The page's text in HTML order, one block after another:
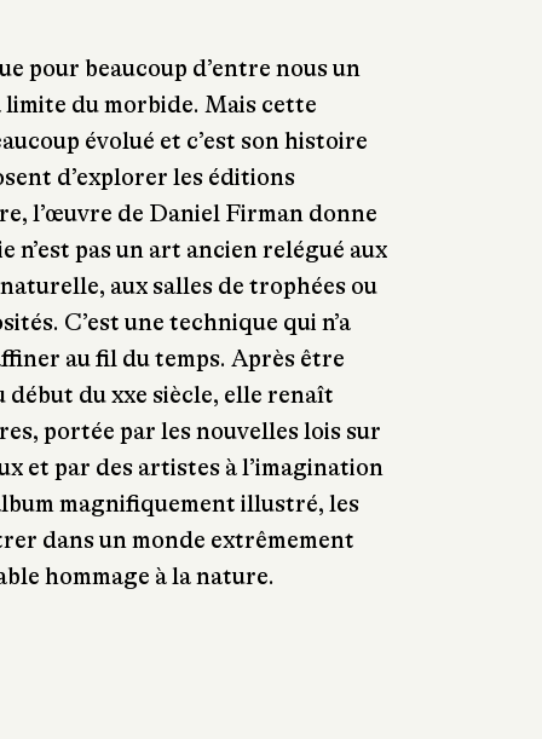
pour beaucoup d’entre nous un
limite du morbide. Mais cette
évolué et c’est son histoire
d’explorer les éditions
l’œuvre de Daniel Firman donne
n’est pas un art ancien relégué aux
aux salles de trophées ou
C’est une technique qui n’a
au fil du temps. Après être
début du xxe siècle, elle renaît
portée par les nouvelles lois sur
et par des artistes à l’imagination
magnifiquement illustré, les
dans un monde extrêmement
hommage à la nature.